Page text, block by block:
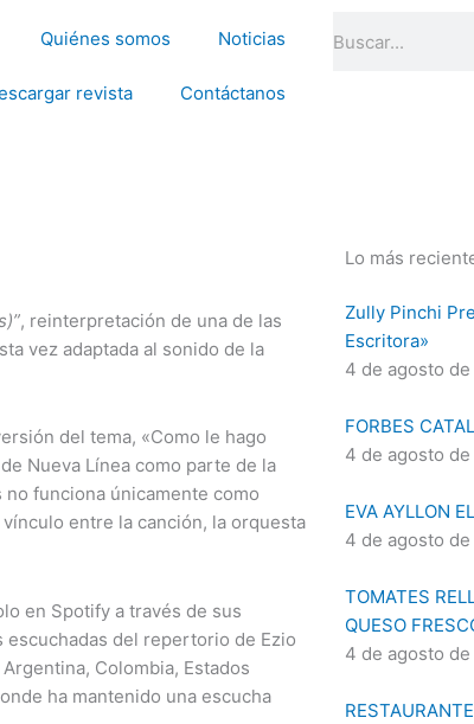
Quiénes somos Noticias
revista Contáctanos
, reinterpretación de una de las
vez adaptada al sonido de la
del tema, «Como le hago
Nueva Línea como parte de la
funciona únicamente como
entre la canción, la orquesta
en Spotify a través de sus
del repertorio de Ezio
Colombia, Estados
ha mantenido una escucha
Lo más
Zully Pinchi
Escritora»
4 de agosto
FORBES
4 de agosto
EVA AYLLON
4 de agosto
TOMATES
QUESO
4 de agosto